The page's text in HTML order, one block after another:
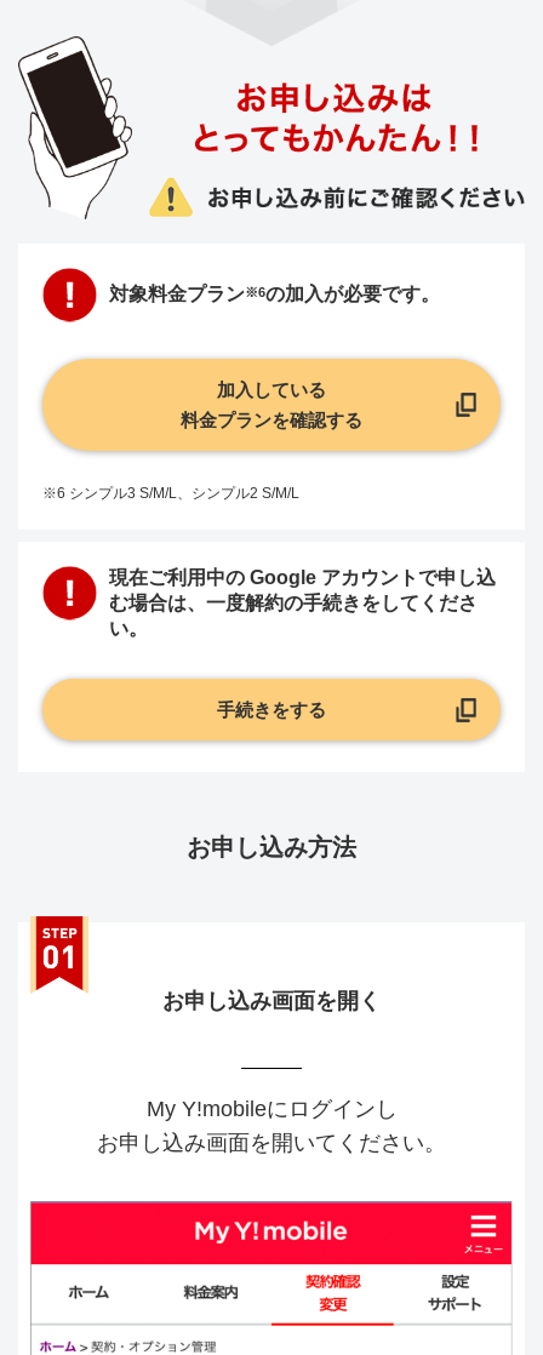
対象料金プラン※6の加入が必要です。
加入している
料金プランを確認する
※6 シンプル3 S/M/L、シンプル2 S/M/L
現在ご利用中の Google アカウントで申し込
む場合は、一度解約の手続きをしてくださ
い。
手続きをする
お申し込み方法
お申し込み画面を開く
My Y!mobileにログインし
お申し込み画面を開いてください。